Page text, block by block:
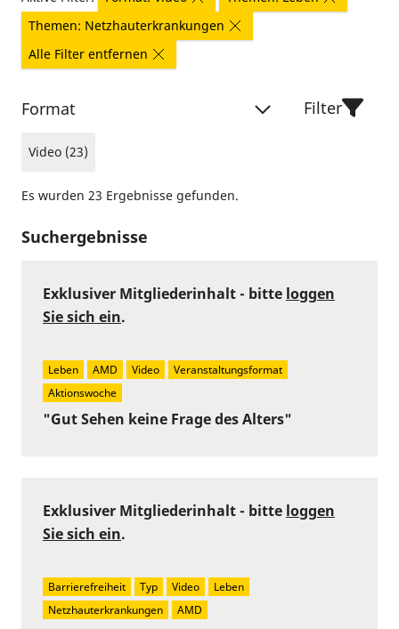
Themen: Netzhauterkrankungen
Alle Filter entfernen
Format
Video (23)
Filter
Es wurden 23 Ergebnisse gefunden.
Suchergebnisse
"Gut Sehen keine Frage des Alters"
Exklusiver Mitgliederinhalt - bitte loggen
Sie sich ein.
Leben AMD Video
Veranstaltungsformat
Aktionswoche
Exklusiver Mitgliederinhalt - bitte loggen
Sie sich ein.
Barrierefreiheit Typ Video
Leben
Netzhauterkrankungen
AMD